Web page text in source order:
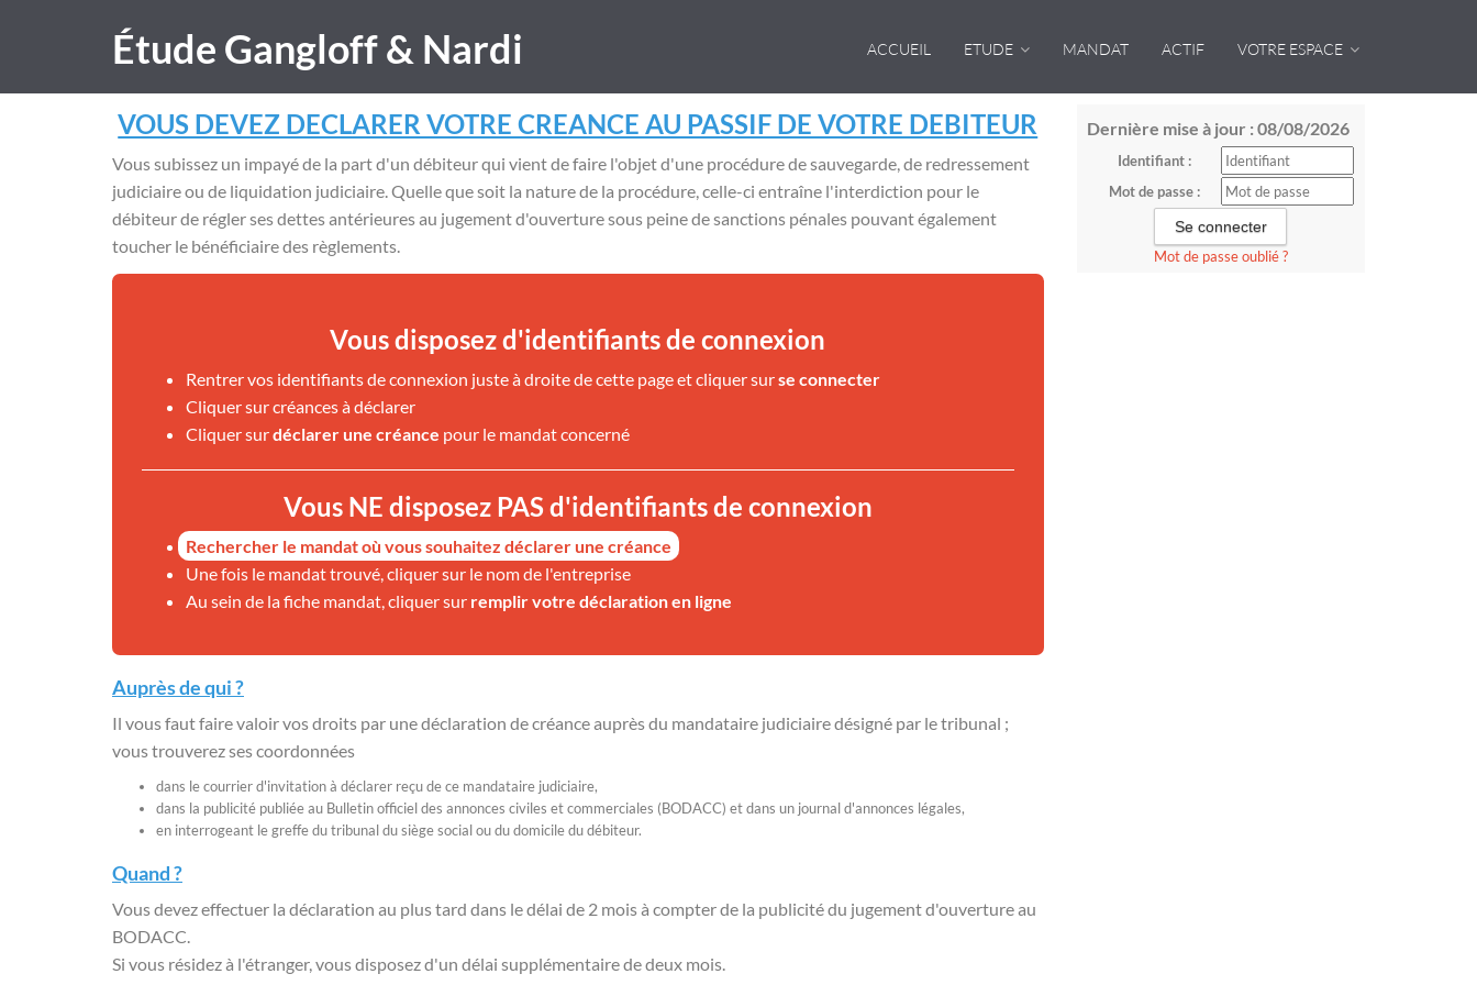
Étude Gangloff & Nardi ACCUEIL ETUDE MANDAT ACTIF VOTRE ESPACE
Dernière mise à jour : 08/08/2026
Identifiant :
Mot de passe :
Mot de passe oublié ?
VOUS DEVEZ DECLARER VOTRE CREANCE AU PASSIF DE VOTRE DEBITEUR
Vous subissez un impayé de la part d'un débiteur qui vient de faire l'objet d'une procédure de sauvegarde, de redressement
judiciaire ou de liquidation judiciaire. Quelle que soit la nature de la procédure, celle-ci entraîne l'interdiction pour le
débiteur de régler ses dettes antérieures au jugement d'ouverture sous peine de sanctions pénales pouvant également
toucher le bénéficiaire des règlements.
Vous disposez d'identifiants de connexion
Rentrer vos identifiants de connexion juste à droite de cette page et cliquer surse connecter
Cliquer sur créances à déclarer
Cliquer surdéclarer une créance pour le mandat concerné
Vous NE disposez PAS d'identifiants de connexion
Rechercher le mandat où vous souhaitez déclarer une créance
Une fois le mandat trouvé, cliquer sur le nom de l'entreprise
Au sein de la fiche mandat, cliquer sur remplir votre déclaration en ligne
Auprès de qui ?
Il vous faut faire valoir vos droits par une déclaration de créance auprès du mandataire judiciaire désigné par le tribunal ;
vous trouverez ses coordonnées
dans le courrier d'invitation à déclarer reçu de ce mandataire judiciaire,
dans la publicité publiée au Bulletin officiel des annonces civiles et commerciales (BODACC) et dans un journal d'annonces légales,
en interrogeant le greffe du tribunal du siège social ou du domicile du débiteur.
Quand ?
Vous devez effectuer la déclaration au plus tard dans le délai de 2 mois à compter de la publicité du jugement d'ouverture au
BODACC.
Si vous résidez à l'étranger, vous disposez d'un délai supplémentaire de deux mois.